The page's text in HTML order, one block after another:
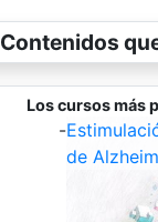
Contenidos
Los cursos más
-
de